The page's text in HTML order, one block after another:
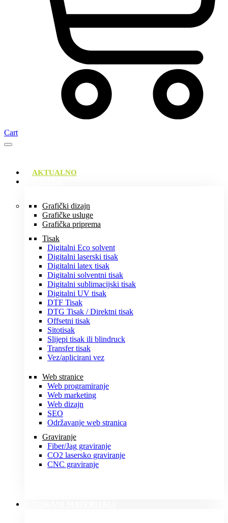
Cart
AKTUALNO
Grafički dizajn
Grafičke usluge
Grafička priprema
Tisak
Digitalni Eco solvent
Digitalni laserski tisak
Digitalni latex tisak
Digitalni solventni tisak
Digitalni sublimacijski tisak
Digitalni UV tisak
DTF Tisak
DTG Tisak / Direktni tisak
Offsetni tisak
Sitotisak
Slijepi tisak ili blindruck
Transfer tisak
Vez/aplicirani vez
Web stranice
Web programiranje
Web marketing
Web dizajn
SEO
Održavanje web stranica
Graviranje
Fiber/Jag graviranje
CO2 lasersko graviranje
CNC graviranje